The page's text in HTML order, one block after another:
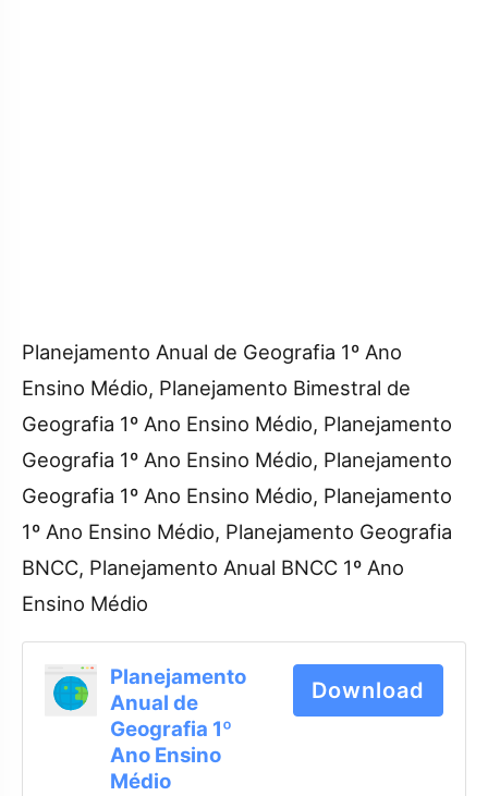
Planejamento Anual de Geografia 1º Ano
Ensino Médio, Planejamento Bimestral de
Geografia 1º Ano Ensino Médio, Planejamento
Geografia 1º Ano Ensino Médio, Planejamento
Geografia 1º Ano Ensino Médio, Planejamento
1º Ano Ensino Médio, Planejamento Geografia
BNCC, Planejamento Anual BNCC 1º Ano
Ensino Médio
Planejamento
Anual de
Geografia 1º
Ano Ensino
Médio
Download